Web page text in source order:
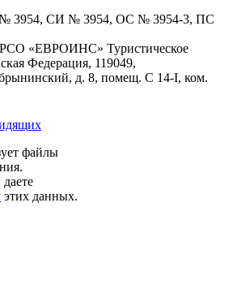
3954, СИ № 3954, ОС № 3954-3, ПС
«ЕВРОИНС» Туристическое
Федерация, 119049,
д. 8, помещ. С 14-I, ком.
файлы
этих данных.